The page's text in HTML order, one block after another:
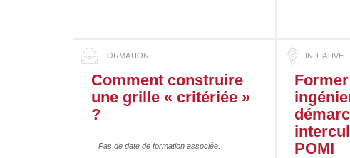
Comment construire
une grille « critériée »
?
Pas de date de formation associée.
POMI